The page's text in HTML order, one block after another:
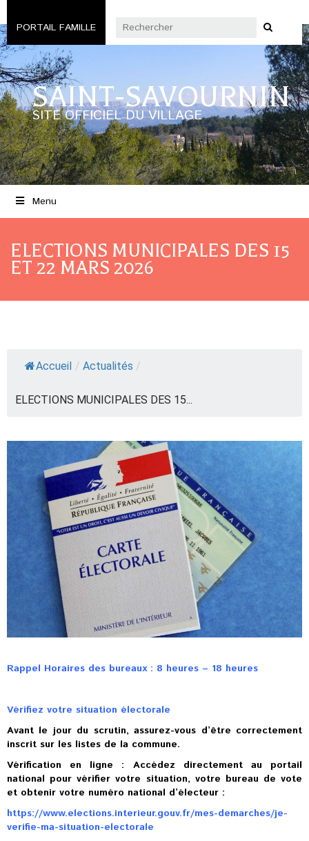
PORTAIL FAMILLE
SAINT-SAVOURNIN
SITE OFFICIEL DU VILLAGE
Menu
ELECTIONS MUNICIPALES DES 15
ET 22 MARS 2026
Accueil / Actualités /
ELECTIONS MUNICIPALES DES 15...
Rappel Horaires des bureaux : 8 heures – 18 heures
Vérifiez votre situation électorale
Avant le jour du scrutin, assurez-vous d’être correctement
inscrit sur les listes de la commune.
Vérification en ligne : Accédez directement au portail
national pour vérifier votre situation, votre bureau de vote
et obtenir votre numéro national d’électeur :
https://www.elections.interieur.gouv.fr/mes-demarches/je-
verifie-ma-situation-electorale